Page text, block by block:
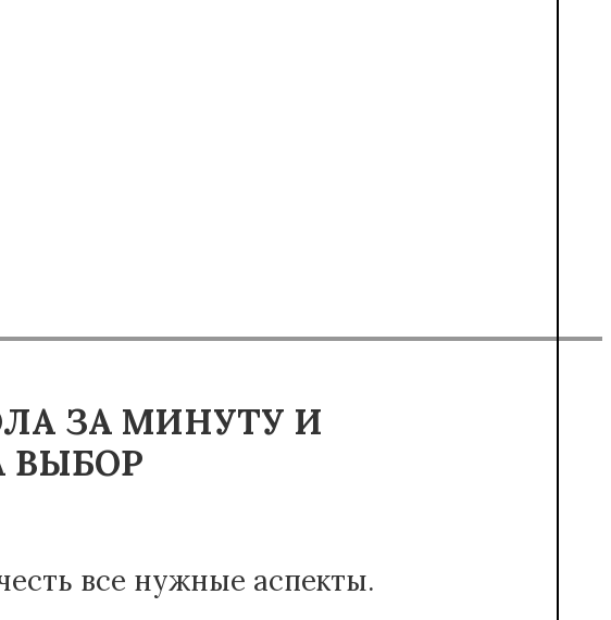
ЗА МИНУТУ И
ВЫБОР
все нужные аспекты.